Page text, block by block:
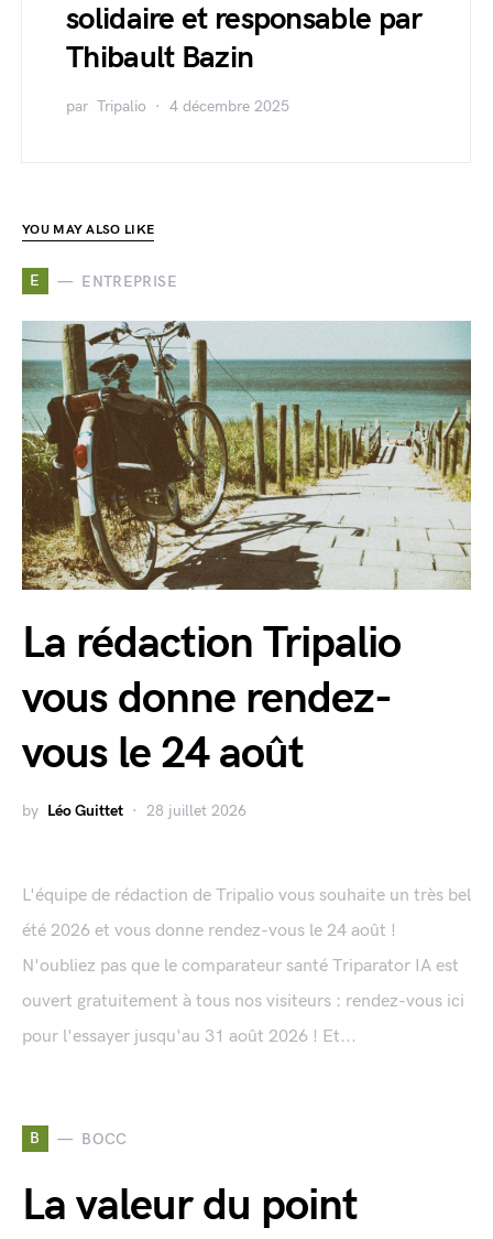
solidaire et responsable par
Thibault Bazin
par Tripalio 4 décembre 2025
YOU MAY ALSO LIKE
E ENTREPRISE
La rédaction Tripalio
vous donne rendez-
vous le 24 août
by Léo Guittet 28 juillet 2026
L'équipe de rédaction de Tripalio vous souhaite un très bel
été 2026 et vous donne rendez-vous le 24 août !
N'oubliez pas que le comparateur santé Triparator IA est
ouvert gratuitement à tous nos visiteurs : rendez-vous ici
pour l'essayer jusqu'au 31 août 2026 ! Et...
B BOCC
La valeur du point